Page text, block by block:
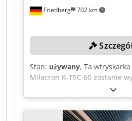
Friedberg 702 km
Stan: używany, Ta
Milacron K-TEC 60 zostanie
przemysłowej / aukcji
po aukcji Wirthwein
materiały do pakowania i